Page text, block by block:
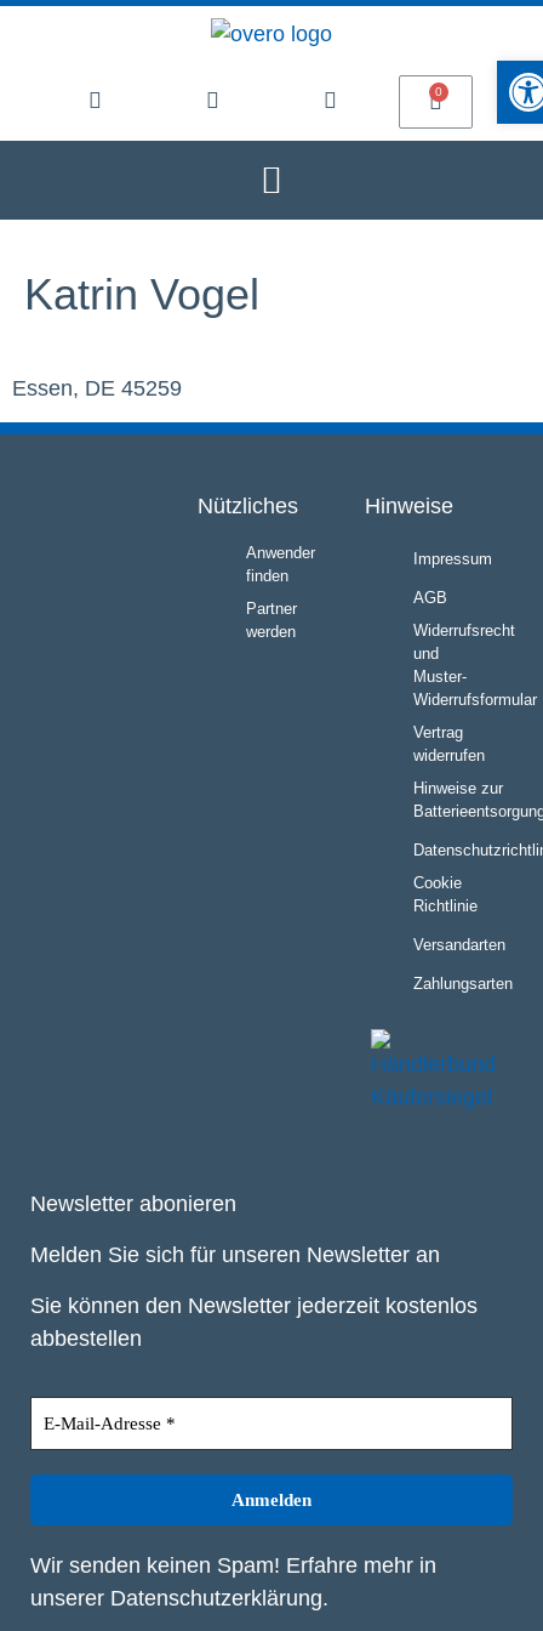
Katrin Vogel
Essen, DE 45259
Nützliches
Anwender
finden
Partner
werden
Hinweise
Impressum
AGB
Widerrufsrecht
und
Muster-
Widerrufsformular
Vertrag
widerrufen
Hinweise zur
Cookie
Richtlinie
Versandarten
Zahlungsarten
Newsletter abonieren
Melden Sie sich für unseren Newsletter an
Sie können den Newsletter jederzeit kostenlos
abbestellen
Wir senden keinen Spam! Erfahre mehr in
unserer Datenschutzerklärung.